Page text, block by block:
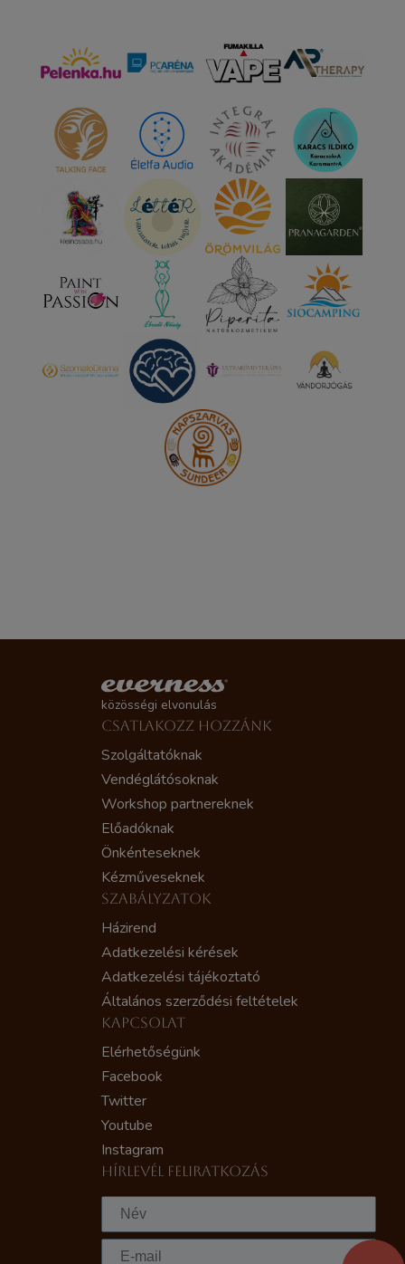
közösségi elvonulás
CSATLAKOZZ HOZZÁNK
Szolgáltatóknak
Vendéglátósoknak
Workshop partnereknek
Előadóknak
Önkénteseknek
Kézműveseknek
SZABÁLYZATOK
Házirend
Adatkezelési kérések
Adatkezelési tájékoztató
Általános szerződési feltételek
KAPCSOLAT
Elérhetőségünk
Facebook
Twitter
Youtube
Instagram
HÍRLEVÉL FELIRATKOZÁS